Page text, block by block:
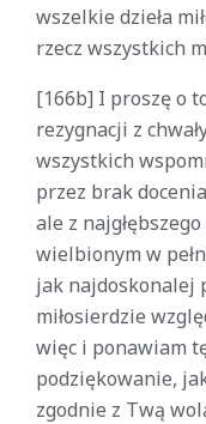
wszelkie dzieła
rzecz wszystkich
[166b] I proszę o
rezygnacji z
wszystkich
przez brak
ale z
wielbionym w
jak najdoskonalej
miłosierdzie
więc i ponawiam
podziękowanie,
zgodnie z Twą